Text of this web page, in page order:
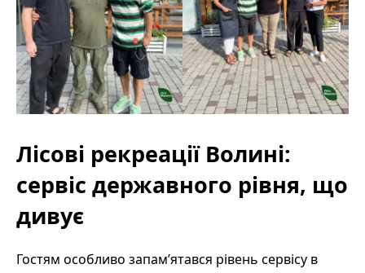
Лісові рекреації Волині:
сервіс державного рівня, що
дивує
Гостям особливо запам’ятався рівень сервісу в